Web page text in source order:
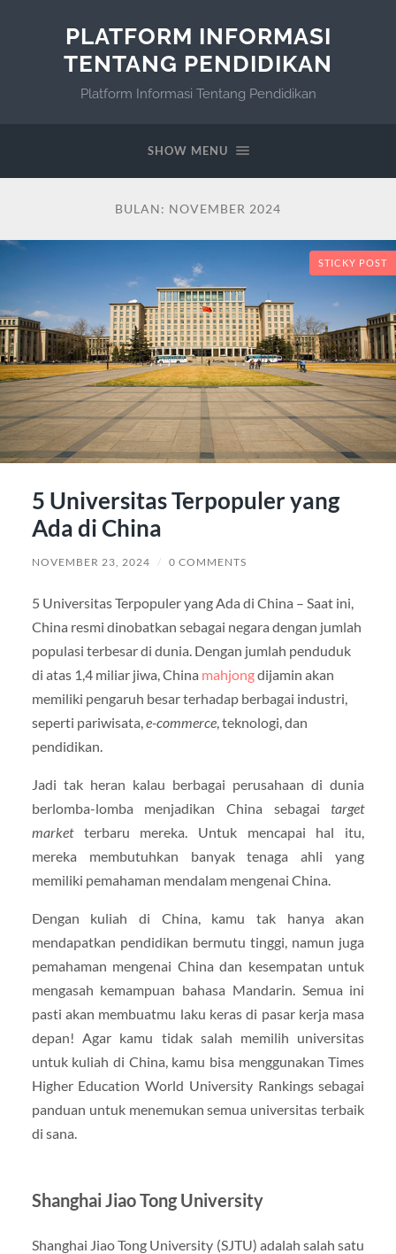
PLATFORM INFORMASI
TENTANG PENDIDIKAN
Platform Informasi Tentang Pendidikan
SHOW MENU
BULAN: NOVEMBER 2024
STICKY POST
5 Universitas Terpopuler yang
Ada di China
NOVEMBER 23, 2024 / 0 COMMENTS
5 Universitas Terpopuler yang Ada di China – Saat ini,
China resmi dinobatkan sebagai negara dengan jumlah
populasi terbesar di dunia. Dengan jumlah penduduk
di atas 1,4 miliar jiwa, China mahjongdijamin akan
memiliki pengaruh besar terhadap berbagai industri,
seperti pariwisata, e-commerce, teknologi, dan
pendidikan.
Jadi tak heran kalau berbagai perusahaan di dunia
berlomba-lomba menjadikan China sebagaitarget
market terbaru mereka. Untuk mencapai hal itu,
mereka membutuhkan banyak tenaga ahli yang
memiliki pemahaman mendalam mengenai China.
Dengan kuliah di China, kamu tak hanya akan
mendapatkan pendidikan bermutu tinggi, namun juga
pemahaman mengenai China dan kesempatan untuk
mengasah kemampuan bahasa Mandarin. Semua ini
pasti akan membuatmu laku keras di pasar kerja masa
depan! Agar kamu tidak salah memilih universitas
untuk kuliah di China, kamu bisa menggunakan Times
Higher Education World University Rankings sebagai
panduan untuk menemukan semua universitas terbaik
di sana.
Shanghai Jiao Tong University
Shanghai Jiao Tong University (SJTU) adalah salah satu